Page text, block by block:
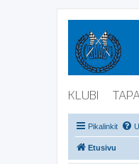
KLUBI
Pikalinkit
Etusivu